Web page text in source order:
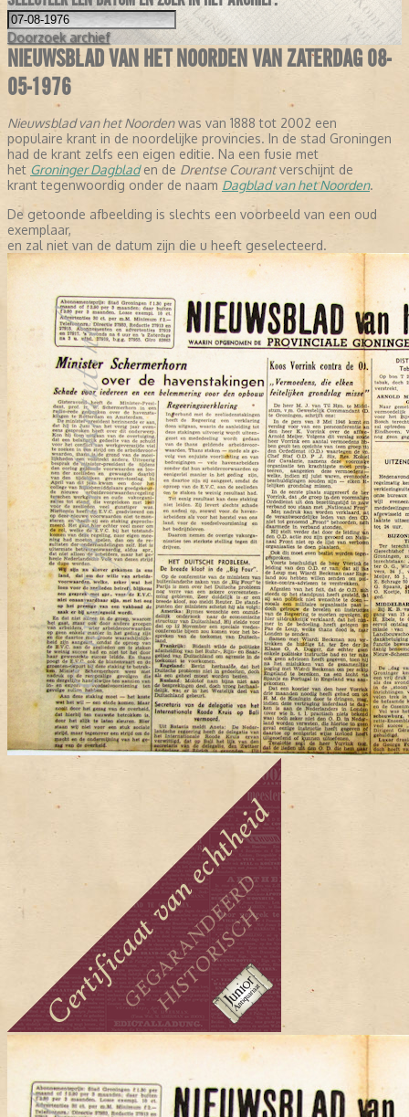
Doorzoek archief
NIEUWSBLAD VAN HET NOORDEN VAN ZATERDAG 08-
05-1976
Nieuwsblad van het Noordenwas van 1888 tot 2002 een
populaire krant in de noordelijke provincies. In de stad Groningen
had de krant zelfs een eigen editie. Na een fusie met
het Groninger Dagbladen de Drentse Courantverschijnt de
krant tegenwoordig onder de naam Dagblad van het Noorden.
De getoonde afbeelding is slechts een voorbeeld van een oud
exemplaar,
en zal niet van de datum zijn die u heeft geselecteerd.